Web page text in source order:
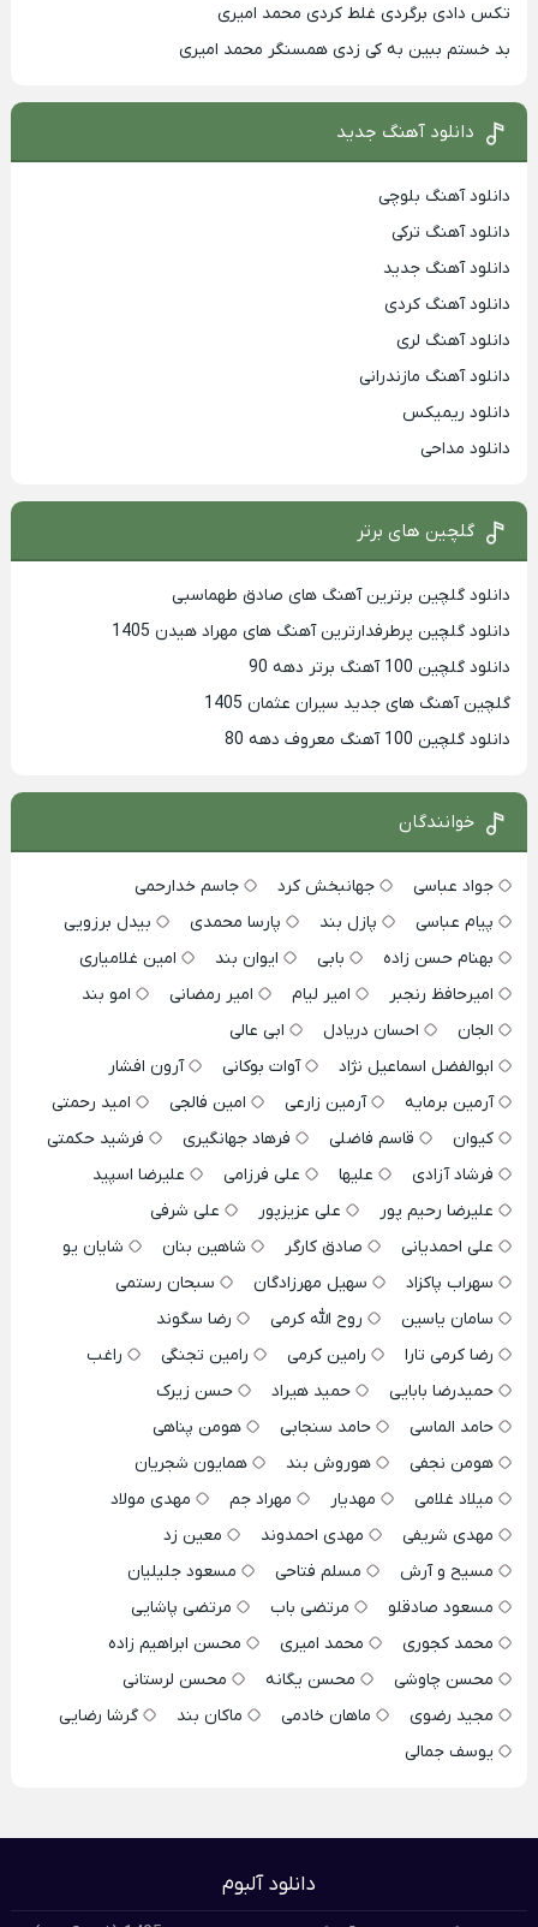
تکس دادی برگردی غلط کردی محمد امیری
بد خستم ببین به کی زدی همسنگر محمد امیری
دانلود آهنگ جدید
دانلود آهنگ بلوچی
دانلود آهنگ ترکی
دانلود آهنگ جدید
دانلود آهنگ کردی
دانلود آهنگ لری
دانلود آهنگ مازندرانی
دانلود ریمیکس
دانلود مداحی
گلچین های برتر
دانلود گلچین برترین آهنگ های صادق طهماسبی
دانلود گلچین پرطرفدارترین آهنگ های مهراد هیدن 1405
دانلود گلچین 100 آهنگ برتر دهه 90
گلچین آهنگ های جدید سیران عثمان 1405
دانلود گلچین 100 آهنگ معروف دهه 80
خوانندگان
جواد عباسی جهانبخش کرد
جاسم خدارحمی
پیام عباسی
پازل بند پارسا محمدی
بیدل برزویی
بهنام حسن زاده
بابی ایوان بند
امین غلامیاری
امیرحافظ رنجبر
امیر لیام امیر رمضانی
امو بند
الجان
احسان دریادل
ابی عالی
ابوالفضل اسماعیل نژاد
آوات بوکانی
آرون افشار
آرمین برمایه
آرمین زارعی امین فالجی
امید رحمتی
کیوان
قاسم فاضلی فرهاد جهانگیری
فرشید حکمتی
فرشاد آزادی
علیها علی فرزامی
علیرضا اسپید
علیرضا رحیم پور
علی عزیزپور
علی شرفی
علی احمدیانی
صادق کارگر شاهین بنان
شایان یو
سهراب پاکزاد
سهیل مهرزادگان
سبحان رستمی
سامان یاسین
روح الله کرمی
رضا سگوند
رضا کرمی تارا
رامین کرمی رامین تجنگی
راغب
حمیدرضا بابایی
حمید هیراد
حسن زیرک
حامد الماسی
حامد سنجابی
هومن پناهی
هومن نجفی
هوروش بند
همایون شجریان
میلاد غلامی
مهدیار مهراد جم
مهدی مولاد
مهدی شریفی
مهدی احمدوند
معین زد
مسیح و آرش
مسلم فتاحی
مسعود جلیلیان
مسعود صادقلو
مرتضی باب
مرتضی پاشایی
محمد کجوری
محمد امیری
محسن ابراهیم زاده
محسن چاوشی
محسن یگانه
محسن لرستانی
مجید رضوی
ماهان خادمی ماکان بند
گرشا رضایی
یوسف جمالی
دانلود آلبوم